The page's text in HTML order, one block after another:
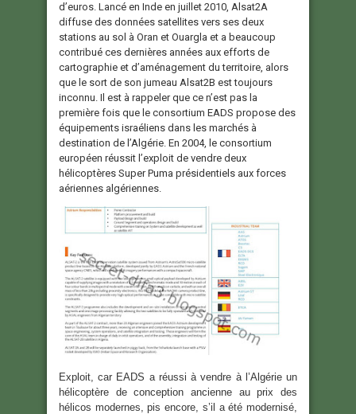
d’euros. Lancé en Inde en juillet 2010, Alsat2A
diffuse des données satellites vers ses deux
stations au sol à Oran et Ouargla et a beaucoup
contribué ces dernières années aux efforts de
cartographie et d’aménagement du territoire, alors
que le sort de son jumeau Alsat2B est toujours
inconnu. Il est à rappeler que ce n’est pas la
première fois que le consortium EADS propose des
équipements israéliens dans les marchés à
destination de l’Algérie. En 2004, le consortium
européen réussit l’exploit de vendre deux
hélicoptères Super Puma présidentiels aux forces
aériennes algériennes.
Exploit, car EADS a réussi à vendre à l’Algérie un
hélicoptère de conception ancienne au prix des
hélicos modernes, pis encore, s’il a été modernisé,